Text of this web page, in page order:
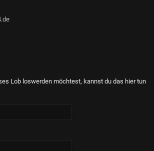
Lob loswerden möchtest, kannst du das hier tun